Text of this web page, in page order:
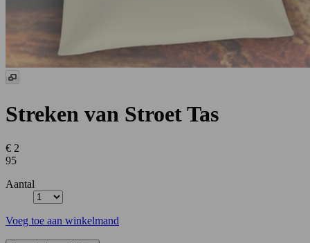
Streken van Stroet Tas
€ 2
95
Aantal
Voeg toe aan winkelmand